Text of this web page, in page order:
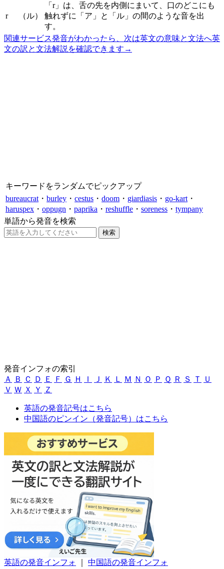
r （ル）
「r」は、舌の先を内側にまいて、口のどこにも
触れずに「ア」と「ル」の間のような音を出
す。
関連サービス発音がわかったら、次は英文の意味と文法へ英
文の訳と文法解説を確認できます →
キーワードをランダムでピックアップ
bureaucrat ・ burley ・ cestus ・ doom ・ giardiasis ・ go-kart ・
haruspex ・ oppugn ・ paprika ・ reshuffle ・ soreness ・ tympany
単語から発音を検索
発音インフォの索引
Ａ
Ｂ Ｃ Ｄ Ｅ Ｆ Ｇ Ｈ Ｉ Ｊ Ｋ Ｌ Ｍ Ｎ Ｏ Ｐ Ｑ Ｒ Ｓ Ｔ
Ｕ
Ｖ Ｗ Ｘ Ｙ Ｚ
英語の発音記号はこちら
中国語のピンイン（発音記号）はこちら
英語の発音インフォ
中国語の発音インフォ